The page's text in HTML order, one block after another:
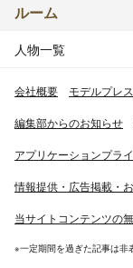
ルーム
人物一覧
会社概要 モデルプレ
編集部からのお知らせ
アプリケーションプラ
情報提供・広告掲載・
当サイトコンテンツの
※一定期間を過ぎた記事は非